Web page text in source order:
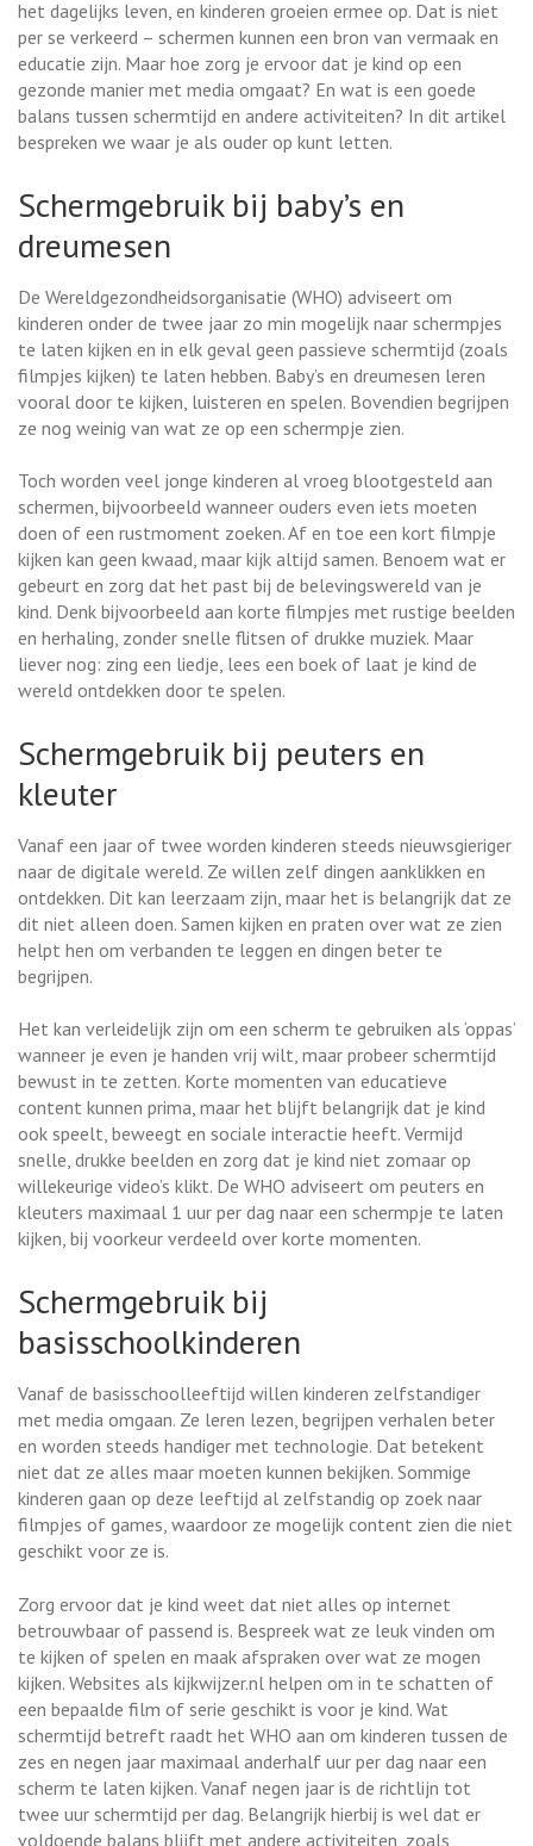
het dagelijks leven, en kinderen groeien ermee op. Dat is niet
per se verkeerd – schermen kunnen een bron van vermaak en
educatie zijn. Maar hoe zorg je ervoor dat je kind op een
gezonde manier met media omgaat? En wat is een goede
balans tussen schermtijd en andere activiteiten? In dit artikel
bespreken we waar je als ouder op kunt letten.
Schermgebruik bij baby’s en
dreumesen
De Wereldgezondheidsorganisatie (WHO) adviseert om
kinderen onder de twee jaar zo min mogelijk naar schermpjes
te laten kijken en in elk geval geen passieve schermtijd (zoals
filmpjes kijken) te laten hebben. Baby’s en dreumesen leren
vooral door te kijken, luisteren en spelen. Bovendien begrijpen
ze nog weinig van wat ze op een schermpje zien.
Toch worden veel jonge kinderen al vroeg blootgesteld aan
schermen, bijvoorbeeld wanneer ouders even iets moeten
doen of een rustmoment zoeken. Af en toe een kort filmpje
kijken kan geen kwaad, maar kijk altijd samen. Benoem wat er
gebeurt en zorg dat het past bij de belevingswereld van je
kind. Denk bijvoorbeeld aan korte filmpjes met rustige beelden
en herhaling, zonder snelle flitsen of drukke muziek. Maar
liever nog: zing een liedje, lees een boek of laat je kind de
wereld ontdekken door te spelen.
Schermgebruik bij peuters en
kleuter
Vanaf een jaar of twee worden kinderen steeds nieuwsgieriger
naar de digitale wereld. Ze willen zelf dingen aanklikken en
ontdekken. Dit kan leerzaam zijn, maar het is belangrijk dat ze
dit niet alleen doen. Samen kijken en praten over wat ze zien
helpt hen om verbanden te leggen en dingen beter te
begrijpen.
Het kan verleidelijk zijn om een scherm te gebruiken als ‘oppas’
wanneer je even je handen vrij wilt, maar probeer schermtijd
bewust in te zetten. Korte momenten van educatieve
content kunnen prima, maar het blijft belangrijk dat je kind
ook speelt, beweegt en sociale interactie heeft. Vermijd
snelle, drukke beelden en zorg dat je kind niet zomaar op
willekeurige video’s klikt. De WHO adviseert om peuters en
kleuters maximaal 1 uur per dag naar een schermpje te laten
kijken, bij voorkeur verdeeld over korte momenten.
Schermgebruik bij
basisschoolkinderen
Vanaf de basisschoolleeftijd willen kinderen zelfstandiger
met media omgaan. Ze leren lezen, begrijpen verhalen beter
en worden steeds handiger met technologie. Dat betekent
niet dat ze alles maar moeten kunnen bekijken. Sommige
kinderen gaan op deze leeftijd al zelfstandig op zoek naar
filmpjes of games, waardoor ze mogelijk content zien die niet
geschikt voor ze is.
Zorg ervoor dat je kind weet dat niet alles op internet
betrouwbaar of passend is. Bespreek wat ze leuk vinden om
te kijken of spelen en maak afspraken over wat ze mogen
kijken. Websites als kijkwijzer.nl helpen om in te schatten of
een bepaalde film of serie geschikt is voor je kind. Wat
schermtijd betreft raadt het WHO aan om kinderen tussen de
zes en negen jaar maximaal anderhalf uur per dag naar een
scherm te laten kijken. Vanaf negen jaar is de richtlijn tot
twee uur schermtijd per dag. Belangrijk hierbij is wel dat er
voldoende balans blijft met andere activiteiten, zoals